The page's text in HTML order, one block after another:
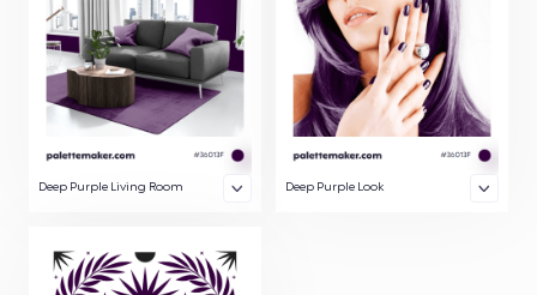
Deep Purple Living Room Deep Purple Look